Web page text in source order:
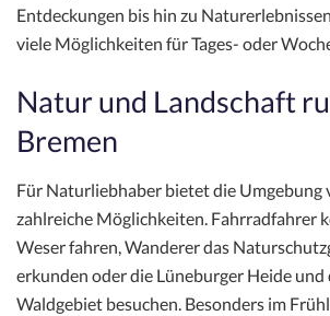
Entdeckungen bis hin zu
viele Möglichkeiten für Tages- oder
Natur und Landschaft
Bremen
Für Naturliebhaber bietet die Umgebung
zahlreiche Möglichkeiten. Fahrradfahrer
Weser fahren, Wanderer das
erkunden oder die Lüneburger Heide und
Waldgebiet besuchen. Besonders im